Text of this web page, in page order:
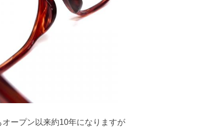
オープン以来約10年になりますが